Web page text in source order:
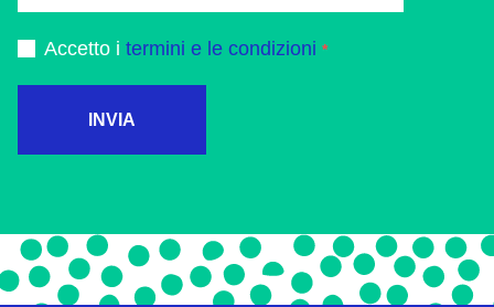
Accetto i termini e le condizioni
INVIA